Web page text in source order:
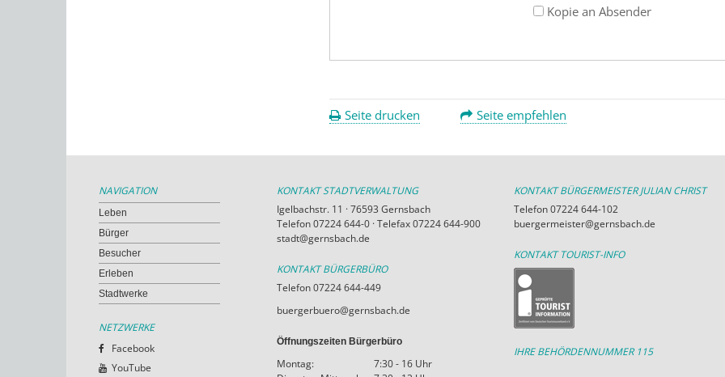
Kopie an Absender
Seite drucken Seite empfehlen
NAVIGATION
Leben
Bürger
Besucher
Erleben
Stadtwerke
NETZWERKE
Facebook
YouTube
KONTAKT STADTVERWALTUNG
Igelbachstr. 11 · 76593 Gernsbach
Telefon 07224 644-0 · Telefax 07224 644-900
stadt@gernsbach.de
KONTAKT BÜRGERBÜRO
Telefon 07224 644-449
buergerbuero@gernsbach.de
Öffnungszeiten Bürgerbüro
Montag:
7:30 - 16 Uhr
KONTAKT BÜRGERMEISTER JULIAN CHRIST
Telefon 07224 644-102
buergermeister@gernsbach.de
KONTAKT TOURIST-INFO
IHRE BEHÖRDENNUMMER 115